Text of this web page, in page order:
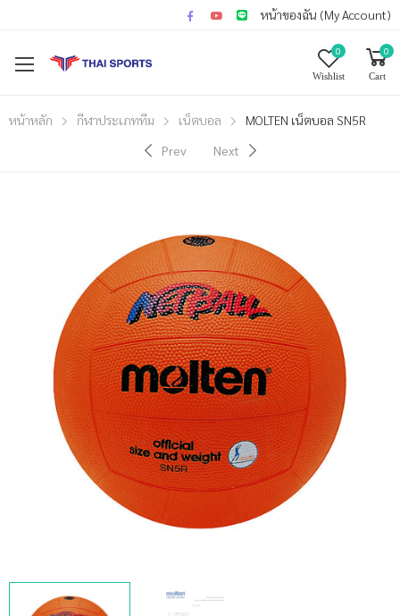
หน้าของฉัน (My Account)
0
Wishlist
0
Cart
หน้าหลัก กีฬาประเภททีม เน็ตบอล
MOLTEN เน็ตบอล SN5R
Prev
Next